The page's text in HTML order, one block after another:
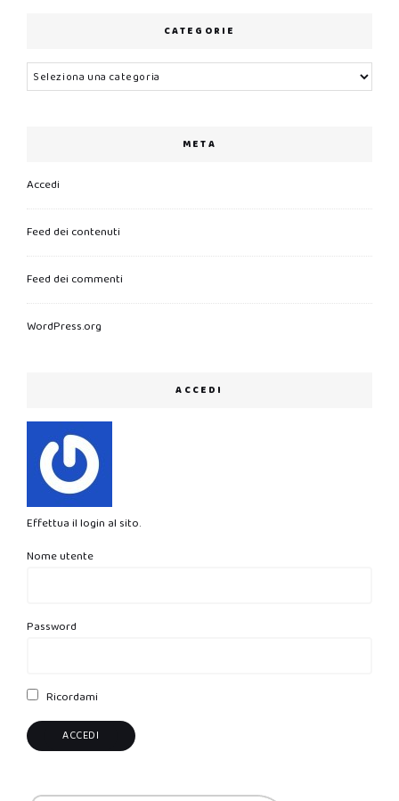
CATEGORIE
Categorie
META
Accedi
Feed dei contenuti
Feed dei commenti
WordPress.org
ACCEDI
Effettua il login al sito.
Nome utente
Password
Ricordami